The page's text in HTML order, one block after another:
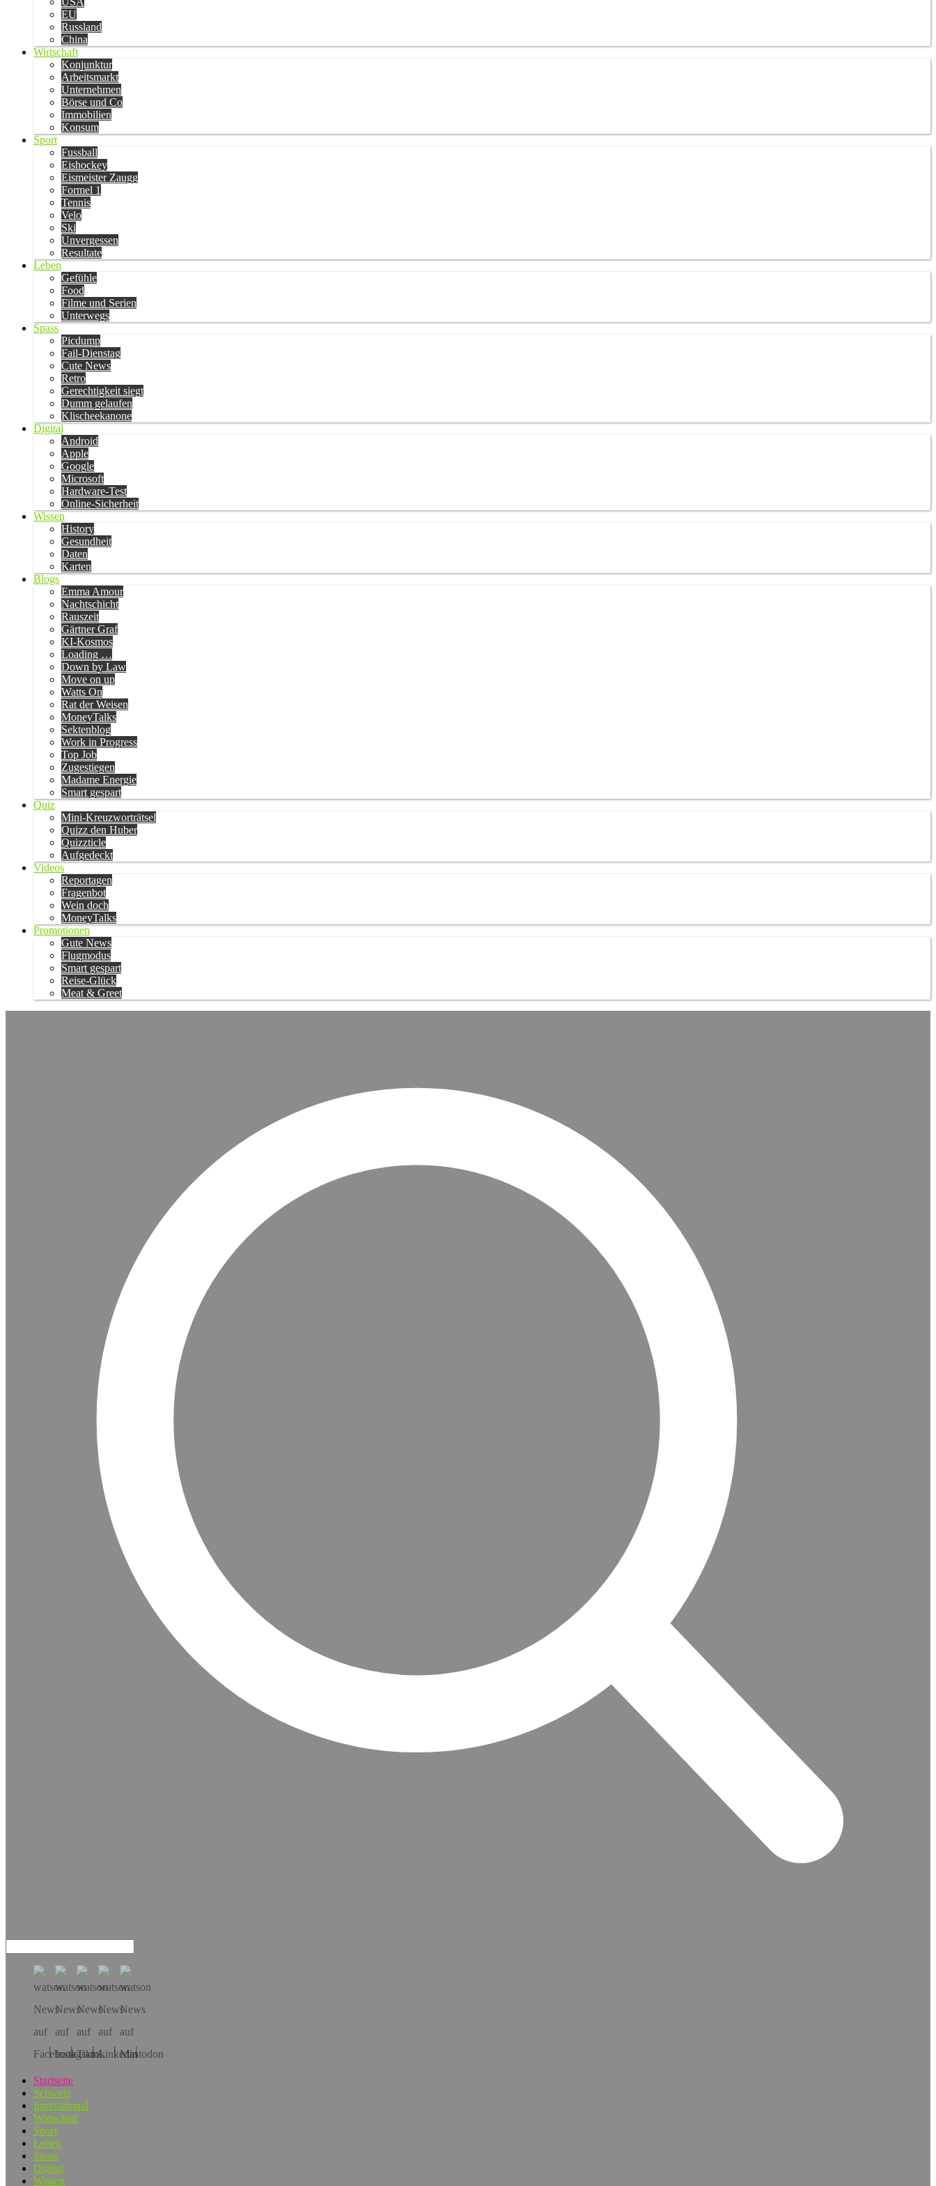
EU
Russland
China
Wirtschaft
Konjunktur
Arbeitsmarkt
Unternehmen
Börse und Co
Immobilien
Konsum
Sport
Fussball
Eishockey
Eismeister Zaugg
Formel 1
Tennis
Velo
Ski
Unvergessen
Resultate
Leben
Gefühle
Food
Filme und Serien
Unterwegs
Spass
Picdump
Fail-Dienstag
Cute News
Retro
Gerechtigkeit siegt
Dumm gelaufen
Klischeekanone
Digital
Android
Apple
Google
Microsoft
Hardware-Test
Online-Sicherheit
Wissen
History
Gesundheit
Daten
Karten
Blogs
Emma Amour
Nachtschicht
Rauszeit
Gärtner Graf
KI-Kosmos
Loading …
Down by Law
Move on up
Watts On
Rat der Weisen
MoneyTalks
Sektenblog
Work in Progress
Top Job
Zugestiegen
Madame Energie
Smart gespart
Quiz
Mini-Kreuzworträtsel
Quizz den Huber
Quizzticle
Aufgedeckt
Videos
Reportagen
Fragenbot
Wein doch
MoneyTalks
Promotionen
Gute News
Flugmodus
Smart gespart
Reise-Glück
Meat & Greet
Hol dir die App!
Startseite
Schweiz
International
Wirtschaft
Sport
Leben
Spass
Digital
Wissen